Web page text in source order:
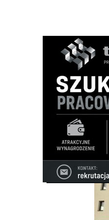
Ścieżka
Strona główna
Z ŻYCIA MIASTA
ZBM TBS